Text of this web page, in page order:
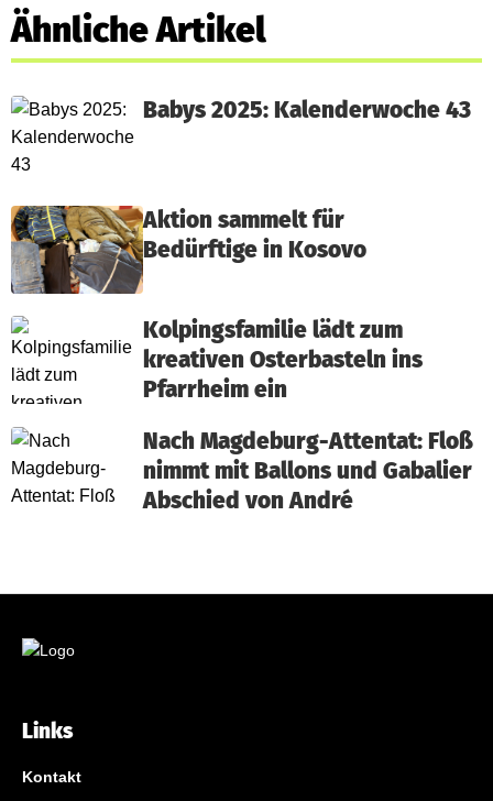
Ähnliche Artikel
Babys 2025: Kalenderwoche 43
Aktion sammelt für
Bedürftige in Kosovo
Kolpingsfamilie lädt zum
kreativen Osterbasteln ins
Pfarrheim ein
Nach Magdeburg-Attentat: Floß
nimmt mit Ballons und Gabalier
Abschied von André
Links
Kontakt